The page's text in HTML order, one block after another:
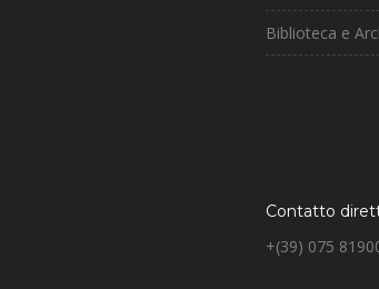
Biblioteca e
Contatto
+(39) 075